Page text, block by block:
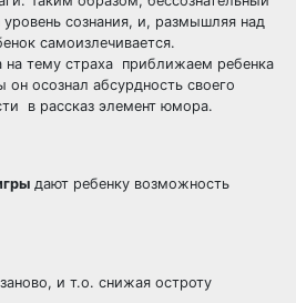
уровень сознания, и, размышляя над
самоизлечивается.
на тему страха приближаем ребенка
он осознал абсурдность своего
в рассказ элемент юмора.
дают ребенку возможность
и т.о. снижая остроту